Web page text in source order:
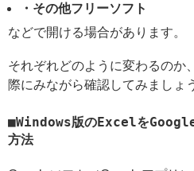
・その他フリーソフト
などで開ける場合があります。
それぞれどのように変わるのか
際にみながら確認してみましょ
Windows版のExcelをGoogle
方法